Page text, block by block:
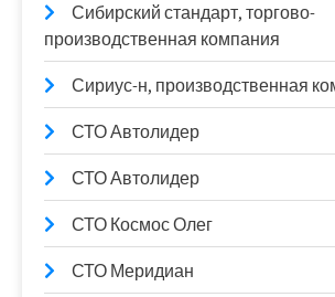
Сибирский стандарт, торгово-
производственная компания
Сириус-н, производственная
СТО Автолидер
СТО Автолидер
СТО Космос Олег
СТО Меридиан